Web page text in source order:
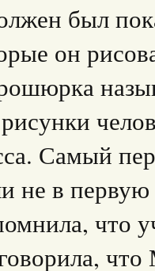
был
он
Самый
не в
что